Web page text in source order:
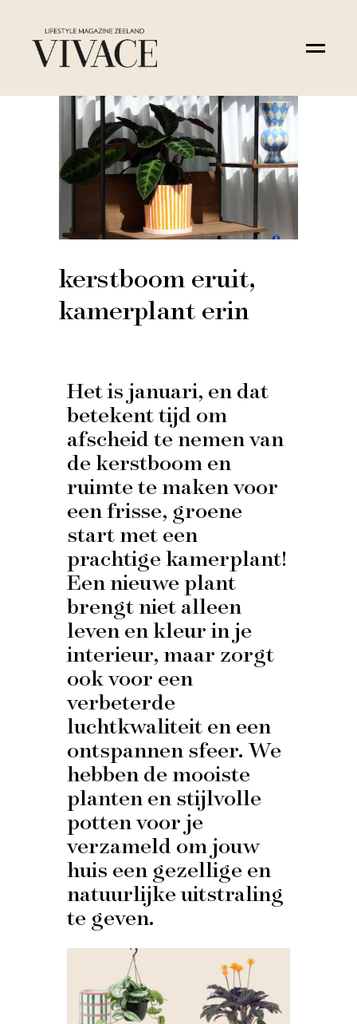
kerstboom eruit,
kamerplant erin
Het is januari, en dat
betekent tijd om
afscheid te nemen van
de kerstboom en
ruimte te maken voor
een frisse, groene
start met een
prachtige kamerplant!
Een nieuwe plant
brengt niet alleen
leven en kleur in je
interieur, maar zorgt
ook voor een
verbeterde
luchtkwaliteit en een
ontspannen sfeer. We
hebben de mooiste
planten en stijlvolle
potten voor je
verzameld om jouw
huis een gezellige en
natuurlijke uitstraling
te geven.